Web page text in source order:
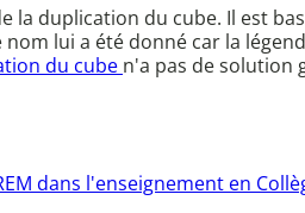
la duplication du cube. Il est
lui a été donné car la
du cube n'a pas de solution
dans l'enseignement en